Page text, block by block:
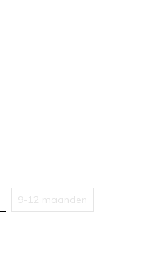
9-12 maanden